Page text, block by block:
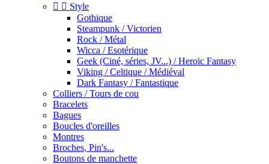
  Style
Gothique
Steampunk / Victorien
Rock / Métal
Wicca / Esotérique
Geek (Ciné, séries, JV...) / Heroic Fantasy
Viking / Celtique / Médiéval
Dark Fantasy / Fantastique
Colliers / Tours de cou
Bracelets
Bagues
Boucles d'oreilles
Montres
Broches, Pin's...
Boutons de manchette